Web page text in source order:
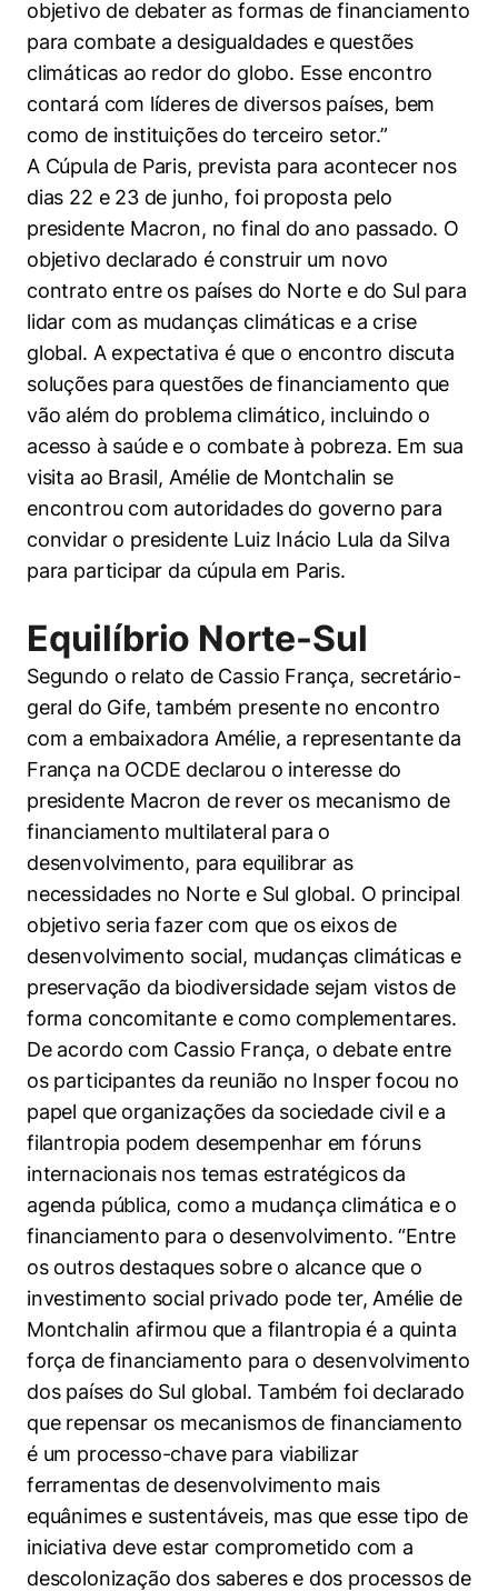
objetivo de debater as formas de financiamento
para combate a desigualdades e questões
climáticas ao redor do globo. Esse encontro
contará com líderes de diversos países, bem
como de instituições do terceiro setor.”
A Cúpula de Paris, prevista para acontecer nos
dias 22 e 23 de junho, foi proposta pelo
presidente Macron, no final do ano passado. O
objetivo declarado é construir um novo
contrato entre os países do Norte e do Sul para
lidar com as mudanças climáticas e a crise
global. A expectativa é que o encontro discuta
soluções para questões de financiamento que
vão além do problema climático, incluindo o
acesso à saúde e o combate à pobreza. Em sua
visita ao Brasil, Amélie de Montchalin se
encontrou com autoridades do governo para
convidar o presidente Luiz Inácio Lula da Silva
para participar da cúpula em Paris.
Equilíbrio Norte-Sul
Segundo o relato de Cassio França, secretário-
geral do Gife, também presente no encontro
com a embaixadora Amélie, a representante da
França na OCDE declarou o interesse do
presidente Macron de rever os mecanismo de
financiamento multilateral para o
desenvolvimento, para equilibrar as
necessidades no Norte e Sul global. O principal
objetivo seria fazer com que os eixos de
desenvolvimento social, mudanças climáticas e
preservação da biodiversidade sejam vistos de
forma concomitante e como complementares.
De acordo com Cassio França, o debate entre
os participantes da reunião no Insper focou no
papel que organizações da sociedade civil e a
filantropia podem desempenhar em fóruns
internacionais nos temas estratégicos da
agenda pública, como a mudança climática e o
financiamento para o desenvolvimento. “Entre
os outros destaques sobre o alcance que o
investimento social privado pode ter, Amélie de
Montchalin afirmou que a filantropia é a quinta
força de financiamento para o desenvolvimento
dos países do Sul global. Também foi declarado
que repensar os mecanismos de financiamento
é um processo-chave para viabilizar
ferramentas de desenvolvimento mais
equânimes e sustentáveis, mas que esse tipo de
iniciativa deve estar comprometido com a
descolonização dos saberes e dos processos de
Cookies estritamente necessários
Cookies de preferências de usuário